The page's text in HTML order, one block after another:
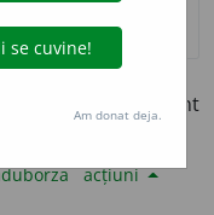
antică) comandant
acțiuni
Am donat deja.